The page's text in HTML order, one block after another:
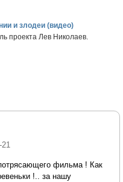
и злодеи (видео)
проекта Лев Николаев.
фильма ! Как
!.. за нашу